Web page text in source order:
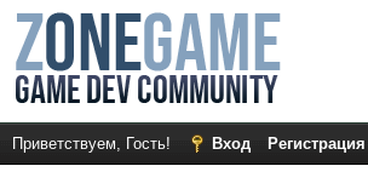
Приветствуем, Гость! Вход Регистрация